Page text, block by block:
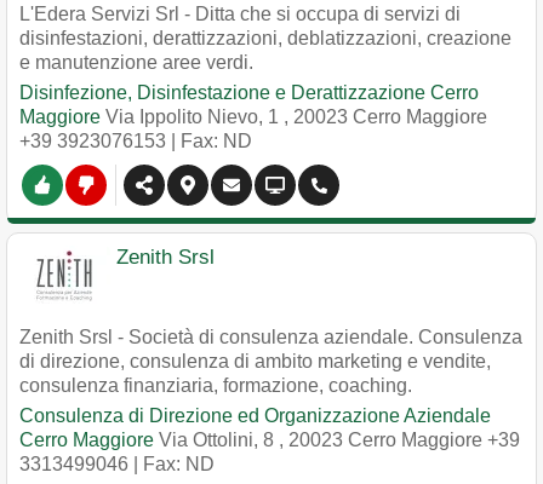
L'Edera Servizi Srl - Ditta che si occupa di servizi di
disinfestazioni, derattizzazioni, deblatizzazioni, creazione
e manutenzione aree verdi.
Disinfezione, Disinfestazione e Derattizzazione Cerro
Maggiore Via Ippolito Nievo, 1 , 20023 Cerro Maggiore
+39 3923076153 | Fax: ND
Zenith Srsl
Zenith Srsl - Società di consulenza aziendale. Consulenza
di direzione, consulenza di ambito marketing e vendite,
consulenza finanziaria, formazione, coaching.
Consulenza di Direzione ed Organizzazione Aziendale
Cerro Maggiore Via Ottolini, 8 , 20023 Cerro Maggiore +39
3313499046 | Fax: ND